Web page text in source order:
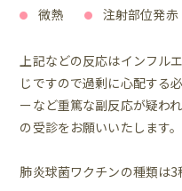
微熱 注射部位発
上記などの反応はインフル
じですので過剰に心配する
ーなど重篤な副反応が疑わ
の受診をお願いいたします。
肺炎球菌ワクチンの種類は3